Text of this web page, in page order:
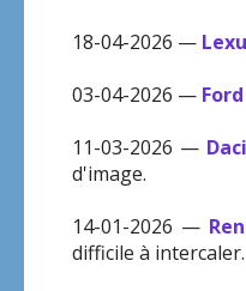
18-04-2026 —
03-04-2026 —
11-03-2026 —
d'image.
14-01-2026 —
difficile à intercaler.